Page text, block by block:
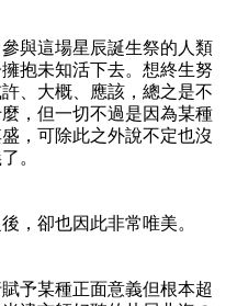
與這場星辰誕生祭的人類
抱未知活下去。想終生努
、大概、應該，總之是不
，但一切不過是因為某種
，可除此之外說不定也沒
。
，卻也因此非常唯美。
予某種正面意義但根本超